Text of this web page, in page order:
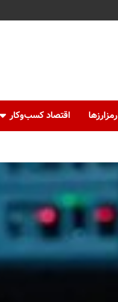
رمزارزها اقتصاد کسب‌و‌کار